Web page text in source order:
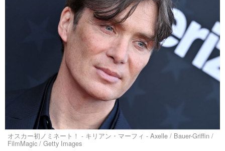
オスカー初ノミネート！ - キリアン・マーフィ - Axelle / Bauer-Griffin /
FilmMagic / Getty Images